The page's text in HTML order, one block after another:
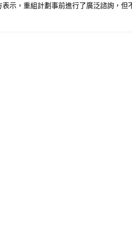
表示，重組計劃事前進行了廣泛諮詢，